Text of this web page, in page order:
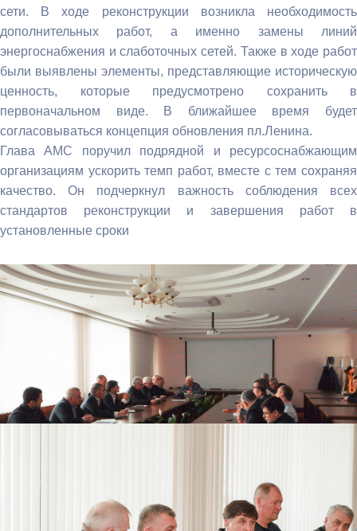
сети. В ходе реконструкции возникла необходимость
дополнительных работ, а именно замены линий
энергоснабжения и слаботочных сетей. Также в ходе работ
были выявлены элементы, представляющие историческую
ценность, которые предусмотрено сохранить в
первоначальном виде. В ближайшее время будет
согласовываться концепция обновления пл.Ленина.
Глава АМС поручил подрядной и ресурсоснабжающим
организациям ускорить темп работ, вместе с тем сохраняя
качество. Он подчеркнул важность соблюдения всех
стандартов реконструкции и завершения работ в
установленные сроки